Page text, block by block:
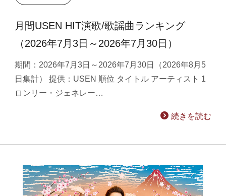
月間USEN HIT演歌/歌謡曲ランキング
（2026年7月3日～2026年7月30日）
期間：2026年7月3日～2026年7月30日（2026年8月5
日集計） 提供：USEN 順位 タイトル アーティスト 1
ロンリー・ジェネレー…
続きを読む